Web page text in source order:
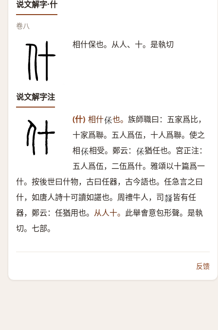
说文解字·什
卷八
相什保也。从人、十。是執切
说文解字注
(什) 相什𠈃 也。 族師職曰：五家爲比，
十家爲聯。五人爲伍，十人爲聯。使之
相𠈃 相受。鄭云： 𠈃 猶任也。宮正注：
五人爲伍，二伍爲什。雅頌以十篇爲一
什。按後世曰什物，古曰任器，古今語也。任急言之曰
什，如唐人詩十可讀如諶也。周禮牛人，司𣜩 皆有任
器，鄭云：任猶用也。 从人十。 此舉㑹意包形聲。是執
切。七部。
反馈